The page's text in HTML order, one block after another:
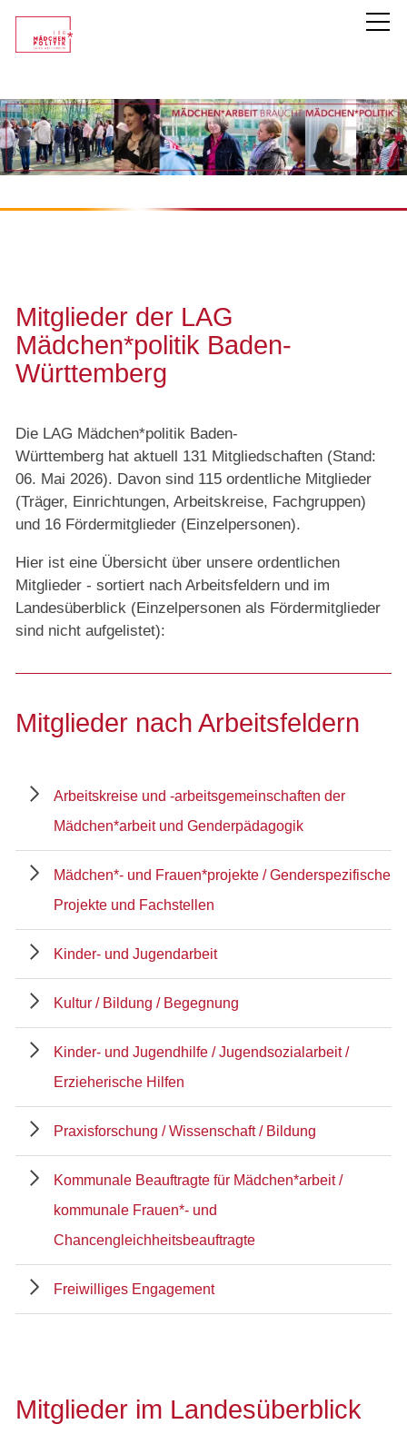
LAG Mädchen*politik
Unsere Mitglieder
Überblick
Themen
Service
Mitglieder der LAG
Mädchen*politik Baden-
Württemberg
Die LAG Mädchen*politik Baden-
Württemberg hat aktuell 131 Mitgliedschaften (Stand:
06. Mai 2026). Davon sind 115 ordentliche Mitglieder
(Träger, Einrichtungen, Arbeitskreise, Fachgruppen)
und 16 Fördermitglieder (Einzelpersonen).
Hier ist eine Übersicht über unsere ordentlichen
Mitglieder - sortiert nach Arbeitsfeldern und im
Landesüberblick (Einzelpersonen als Fördermitglieder
sind nicht aufgelistet):
Mitglieder nach Arbeitsfeldern
Arbeitskreise und -arbeitsgemeinschaften der
Mädchen*arbeit und Genderpädagogik
Mädchen*- und Frauen*projekte / Genderspezifische
Projekte und Fachstellen
Kinder- und Jugendarbeit
Kultur / Bildung / Begegnung
Kinder- und Jugendhilfe / Jugendsozialarbeit /
Erzieherische Hilfen
Praxisforschung / Wissenschaft / Bildung
Kommunale Beauftragte für Mädchen*arbeit /
kommunale Frauen*- und
Chancengleichheitsbeauftragte
Freiwilliges Engagement
Mitglieder im Landesüberblick